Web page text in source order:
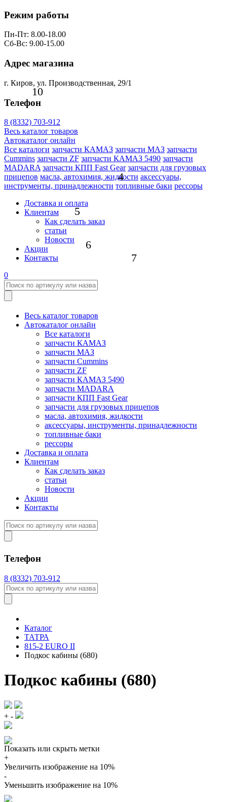
Режим работы
Пн-Пт: 8.00-18.00
Сб-Вс: 9.00-15.00
Адрес магазина
г. Киров, ул. Производственная, 29/1
Телефон
8 (8332) 703-912
Весь каталог товаров
Автокаталог онлайн
Все каталоги запчасти КАМАЗ запчасти МАЗ запчасти
Cummins запчасти ZF запчасти КАМАЗ 5490 запчасти
MADARA запчасти КПП Fast Gear запчасти для грузовых
прицепов масла, автохимия, жидкости аксессуары,
инструменты, принадлежности топливные баки рессоры
Доставка и оплата
Клиентам
Как сделать заказ
статьи
Новости
Акции
Контакты
0
Весь каталог товаров
Автокаталог онлайн
Все каталоги
запчасти КАМАЗ
запчасти МАЗ
запчасти Cummins
запчасти ZF
запчасти КАМАЗ 5490
запчасти MADARA
запчасти КПП Fast Gear
запчасти для грузовых прицепов
масла, автохимия, жидкости
аксессуары, инструменты, принадлежности
топливные баки
рессоры
Доставка и оплата
Клиентам
Как сделать заказ
статьи
Новости
Акции
Контакты
Телефон
8 (8332) 703-912
Каталог
ТАТРА
815-2 EURO II
Подкос кабины (680)
Подкос кабины (680)
+ -
Показать или скрыть метки
+
Увеличить изображение на 10%
-
Уменьшить изображение на 10%
4
5
6
7
10